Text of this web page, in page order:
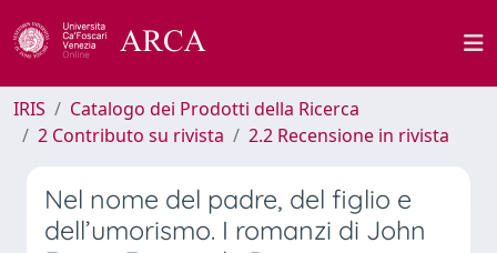
IRIS
Catalogo dei Prodotti della Ricerca
2 Contributo su rivista
2.2 Recensione in rivista
Nel nome del padre, del figlio e
dell’umorismo. I romanzi di John